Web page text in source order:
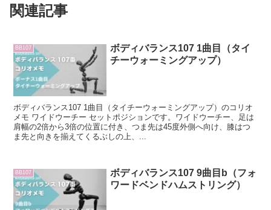
関連記事
BB107
ボディバランス107 1曲目（タイ
チーウォーミングアップ）
ボディバランス107 1曲目（タイチーウォーミングアップ）のコリオ
メモ ワイドウーチー セットポジションです。ワイドウーチー、足は
肩幅の2倍から3倍の位置に付き、つま先は45度外側へ向け、膝はつ
ま先と向きを揃えてくるぶしの上、...
BB107
ボディバランス107 9曲目b（フォ
ワードベンドハムストリング）